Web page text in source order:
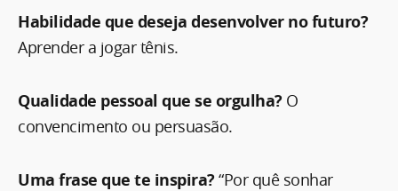
Habilidade que deseja desenvolver no futuro?
Aprender a jogar tênis.
Qualidade pessoal que se orgulha? O
convencimento ou persuasão.
Uma frase que te inspira?“Por quê sonhar